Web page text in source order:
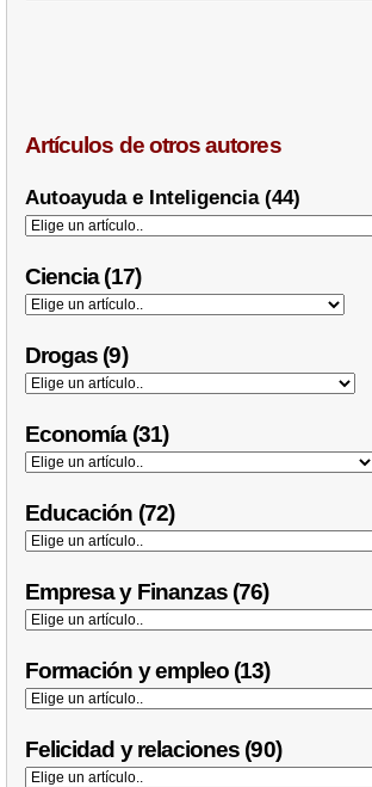
Artículos de otros autores
Autoayuda e Inteligencia (44)
Ciencia (17)
Drogas (9)
Economía (31)
Educación (72)
Empresa y Finanzas (76)
Formación y empleo (13)
Felicidad y relaciones (90)